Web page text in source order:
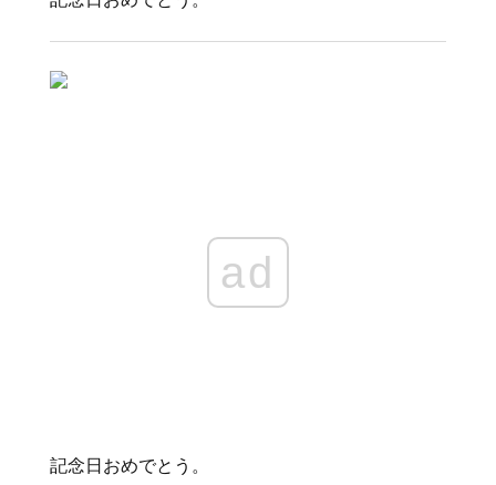
ad
記念日おめでとう。